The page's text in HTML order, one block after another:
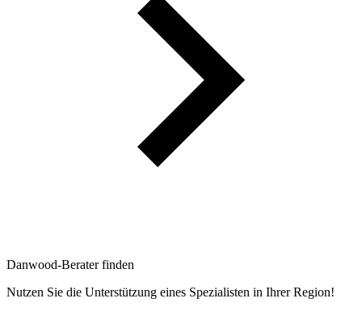
Danwood-Berater finden
Nutzen Sie die Unterstützung eines Spezialisten in Ihrer Region!